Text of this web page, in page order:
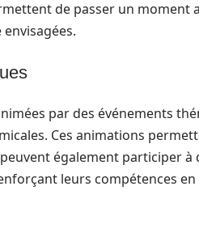
de passer un moment
par des événements
Ces animations
également participer à
leurs compétences en